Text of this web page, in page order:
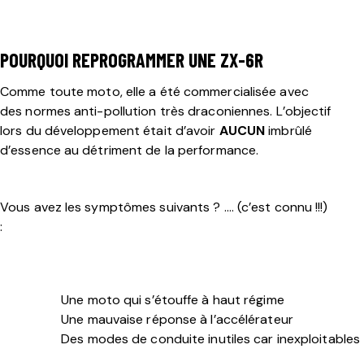
POURQUOI REPROGRAMMER UNE ZX-6R
Comme toute moto, elle a été commercialisée avec
des normes anti-pollution très draconiennes. L’objectif
lors du développement était d’avoir AUCUNimbrûlé
d’essence au détriment de la performance.
Vous avez les symptômes suivants ? …. (c’est connu !!!)
:
Une moto qui s’étouffe à haut régime
Une mauvaise réponse à l’accélérateur
Des modes de conduite inutiles car inexploitables